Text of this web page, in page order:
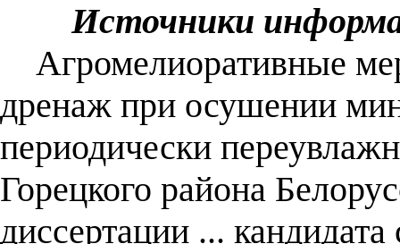
Источники
Агромелиоративные
дренаж при осушении
периодически
Горецкого района
диссертации ...